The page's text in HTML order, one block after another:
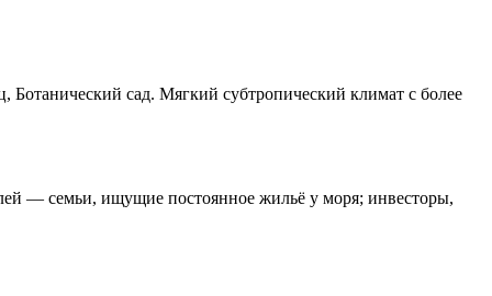
сад. Мягкий субтропический климат с более
— семьи, ищущие постоянное жильё у моря; инвесторы,